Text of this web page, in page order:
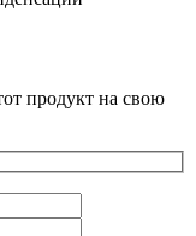
продукт на свою